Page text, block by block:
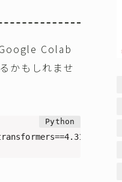
Google Colab
かもしれませ